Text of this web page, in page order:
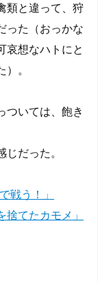
類と違って、狩
った（おっかな
哀想なハトにと
。
ついては、飽き
だった。
戦う！」
てたカモメ」